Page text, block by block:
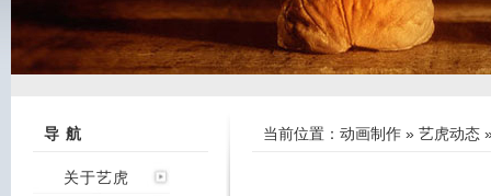
导 航
关于艺虎
当前位置： 动画制作 » 艺虎动态